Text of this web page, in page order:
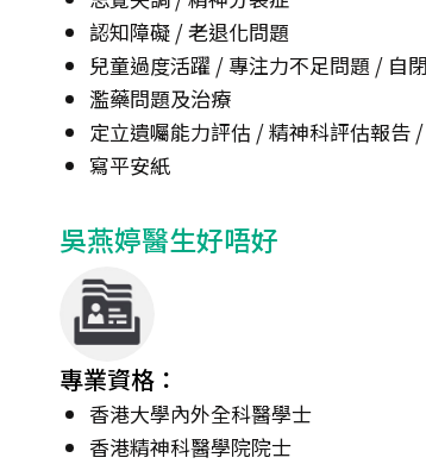
認知障礙 / 老退化問題
兒童過度活躍 / 專注力不足問題 / 自
濫藥問題及治療
定立遺囑能力評估 / 精神科評估報告
寫平安紙
吳燕婷醫生好唔好
專業資格：
香港大學內外全科醫學士
香港精神科醫學院院士